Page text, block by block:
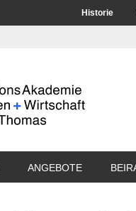
Historie
ANGEBOTE